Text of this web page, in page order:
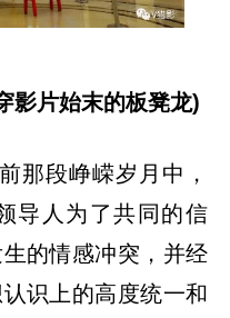
影片始末的板凳龙)
那段峥嵘岁月中，
导人为了共同的信
的情感冲突，并经
识上的高度统一和